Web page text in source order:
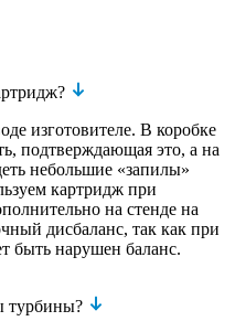
изготовителе. В коробке
подтверждающая это, а на
небольшие «запилы»
картридж при
на стенде на
дисбаланс, так как при
нарушен баланс.
турбины?